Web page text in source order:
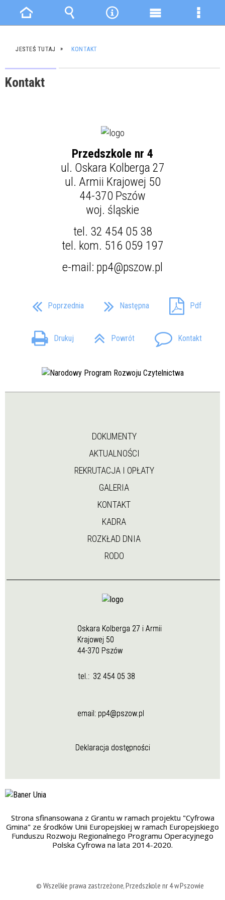
JESTEŚ TUTAJ KONTAKT
Kontakt
Przedszkole nr 4
ul. Oskara Kolberga 27
ul. Armii Krajowej 50
44-370 Pszów
woj. śląskie
tel. 32 454 05 38
tel. kom. 516 059 197
e-mail: pp4@pszow.pl
Poprzednia Następna Pdf
Drukuj Powrót Kontakt
DOKUMENTY
AKTUALNOŚCI
REKRUTACJA I OPŁATY
GALERIA
KONTAKT
KADRA
ROZKŁAD DNIA
RODO
Oskara Kolberga 27 i Armii
Krajowej 50
44-370 Pszów
tel.: 32 454 05 38
email: pp4@pszow.pl
Deklaracja dostępności
Strona sfinansowana z Grantu w ramach projektu "Cyfrowa
Gmina" ze środków Unii Europejskiej w ramach Europejskiego
Funduszu Rozwoju Regionalnego Programu Operacyjnego
Polska Cyfrowa na lata 2014-2020.
© Wszelkie prawa zastrzeżone, Przedszkole nr 4 w Pszowie
Strona
główna
Wyszukiwarka
NarzędziaMenu
Menu